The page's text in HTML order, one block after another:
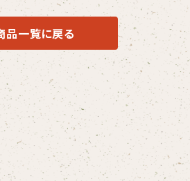
品一覧に戻る